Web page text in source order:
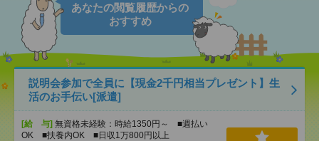
あなたの閲覧履歴からの
おすすめ
説明会参加で全員に【現金2千円相当プレゼント】生
活のお手伝い[派遣]
[給 与] 無資格未経験：時給1350円～ ■週払い
OK ■扶養内OK ■日収1万800円以上